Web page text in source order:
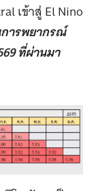
เข้าสู่ El Nino
ารพยากรณ์
ที่ผ่านมา